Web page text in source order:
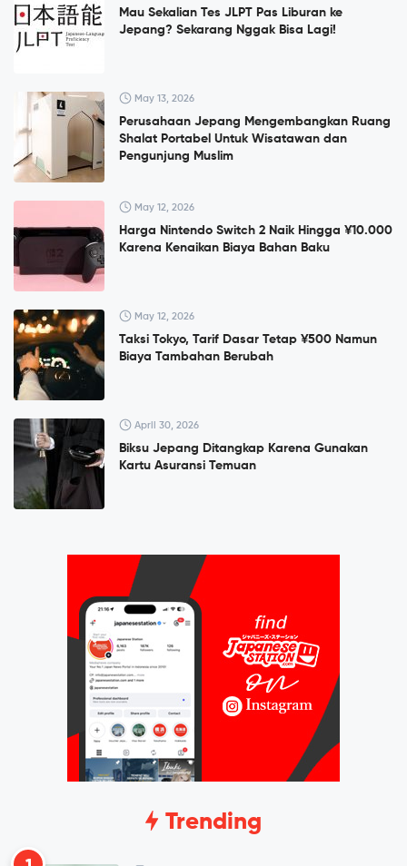
Mau Sekalian Tes JLPT Pas Liburan ke
Jepang? Sekarang Nggak Bisa Lagi!
May 13, 2026
Perusahaan Jepang Mengembangkan Ruang
Shalat Portabel Untuk Wisatawan dan
Pengunjung Muslim
May 12, 2026
Harga Nintendo Switch 2 Naik Hingga ¥10.000
Karena Kenaikan Biaya Bahan Baku
May 12, 2026
Taksi Tokyo, Tarif Dasar Tetap ¥500 Namun
Biaya Tambahan Berubah
April 30, 2026
Biksu Jepang Ditangkap Karena Gunakan
Kartu Asuransi Temuan
Trending